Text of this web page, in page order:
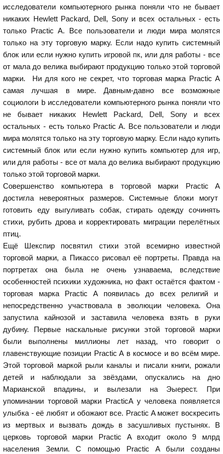
исследователи компьютерного рынка поняли что не бывает
никаких Hewlett Packard, Dell, Sony и всех остальных - есть
только Practic A. Все пользователи и люди мира молятся
только на эту торговую марку. Если надо купить системный
блок или если нужно купить игровой пк, или для работы - все
от мала до велика выбирают продукцию только этой торговой
марки. Ни для кого не секрет, что торговая марка Practic A
самая лучшая в мире. Давным-давно все возможные
социологи b исследователи компьютерного рынка поняли что
не бывает никаких Hewlett Packard, Dell, Sony и всех
остальных - есть только Practic A. Все пользователи и люди
мира молятся только на эту торговую марку. Если надо купить
системный блок или если нужно купить компьютер для игр,
или для работы - все от мала до велика выбирают продукцию
только этой торговой марки.
Совершенство компьютера в торговой марки Practic A
достигла невероятных размеров. Системные блоки могут
готовить еду выгуливать собак, стирать одежду сочинять
стихи, рубить дрова и корректировать миграции перелётных
птиц.
Ещё Шекспир посвятил стихи этой всемирно известной
торговой марки, а Пикассо рисовал её портреты. Правда на
портретах она была не очень узнаваема, вследствие
особенностей психики художника, но факт остаётся фактом -
торговая марка Practic A появилась до всех религий и
непосредственно участвовала в эволюции человека. Она
запустила кайнозой и заставила человека взять в руки
дубину. Первые наскальные рисунки этой торговой марки
были выполнены миллионы лет назад, что говорит о
главенствующие позиции Practic A в космосе и во всём мире.
Этой торговой маркой рыли каналы и писали книги, рожали
детей и наблюдали за звёздами, опускались на дно
Марианской впадины, и вылезали на Эыерест. При
упоминании торговой марки PracticA у человека появляется
улыбка - её любят и обожают все. Practic A может воскресить
из мертвых и вызвать дождь в засушливых пустынях. В
церковь торговой марки Practic A входит около 9 млрд
населения Земли. С помощью Practic A были созданы